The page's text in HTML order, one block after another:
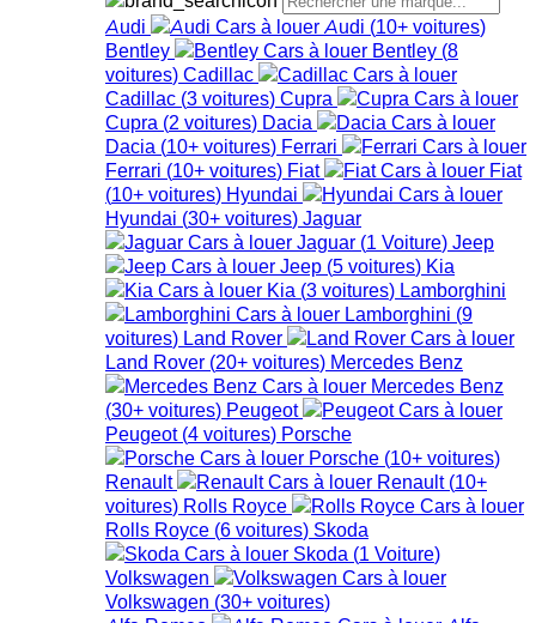
Audi Audi (10+ voitures)
Bentley
Bentley (8
voitures) Cadillac
Cadillac (3 voitures) Cupra
Cupra (2 voitures) Dacia
Dacia (10+ voitures) Ferrari
Ferrari (10+ voitures) Fiat
Fiat
(10+ voitures) Hyundai
Hyundai (30+ voitures) Jaguar
Jaguar (1 Voiture) Jeep
Jeep (5 voitures) Kia
Kia (3 voitures) Lamborghini
Lamborghini (9
voitures) Land Rover
Land Rover (20+ voitures) Mercedes Benz
Mercedes Benz
(30+ voitures) Peugeot
Peugeot (4 voitures) Porsche
Porsche (10+ voitures)
Renault
Renault (10+
voitures) Rolls Royce
Rolls Royce (6 voitures) Skoda
Skoda (1 Voiture)
Volkswagen
Volkswagen (30+ voitures)